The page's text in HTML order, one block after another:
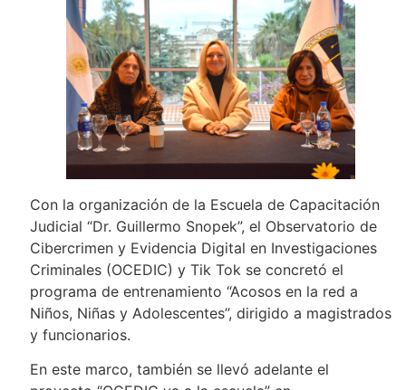
Con la organización de la Escuela de Capacitación
Judicial “Dr. Guillermo Snopek”, el Observatorio de
Cibercrimen y Evidencia Digital en Investigaciones
Criminales (OCEDIC) y Tik Tok se concretó el
programa de entrenamiento “Acosos en la red a
Niños, Niñas y Adolescentes”, dirigido a magistrados
y funcionarios.
En este marco, también se llevó adelante el